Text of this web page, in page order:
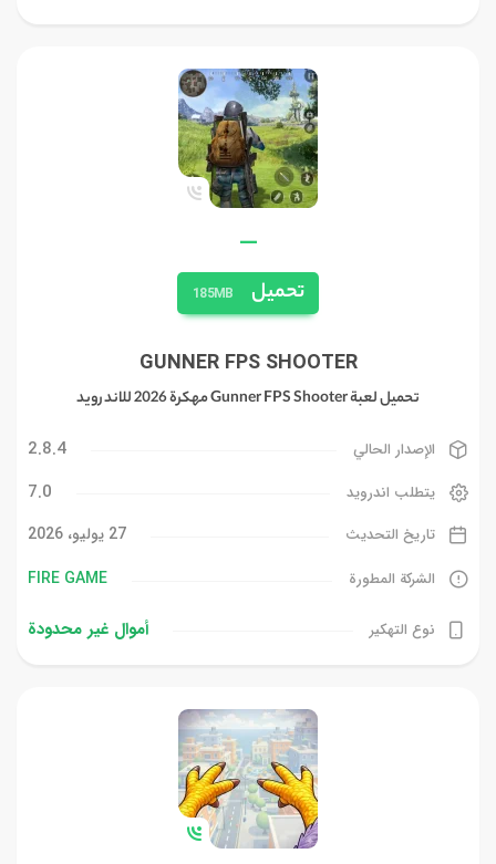
—
تحميل 185MB
GUNNER FPS SHOOTER
تحميل لعبة Gunner FPS Shooter مهكرة 2026 للاندرويد
الإصدار الحالي 2.8.4
يتطلب اندرويد 7.0
تاريخ التحديث 27 يوليو، 2026
الشركة المطورة FIRE GAME‏
نوع التهكير أموال غیر محدودة